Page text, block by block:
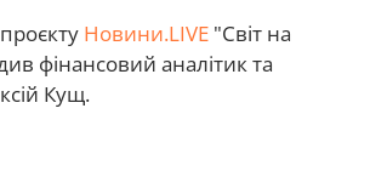
Новини.LIVE "Світ на
фінансовий аналітик та
Кущ.